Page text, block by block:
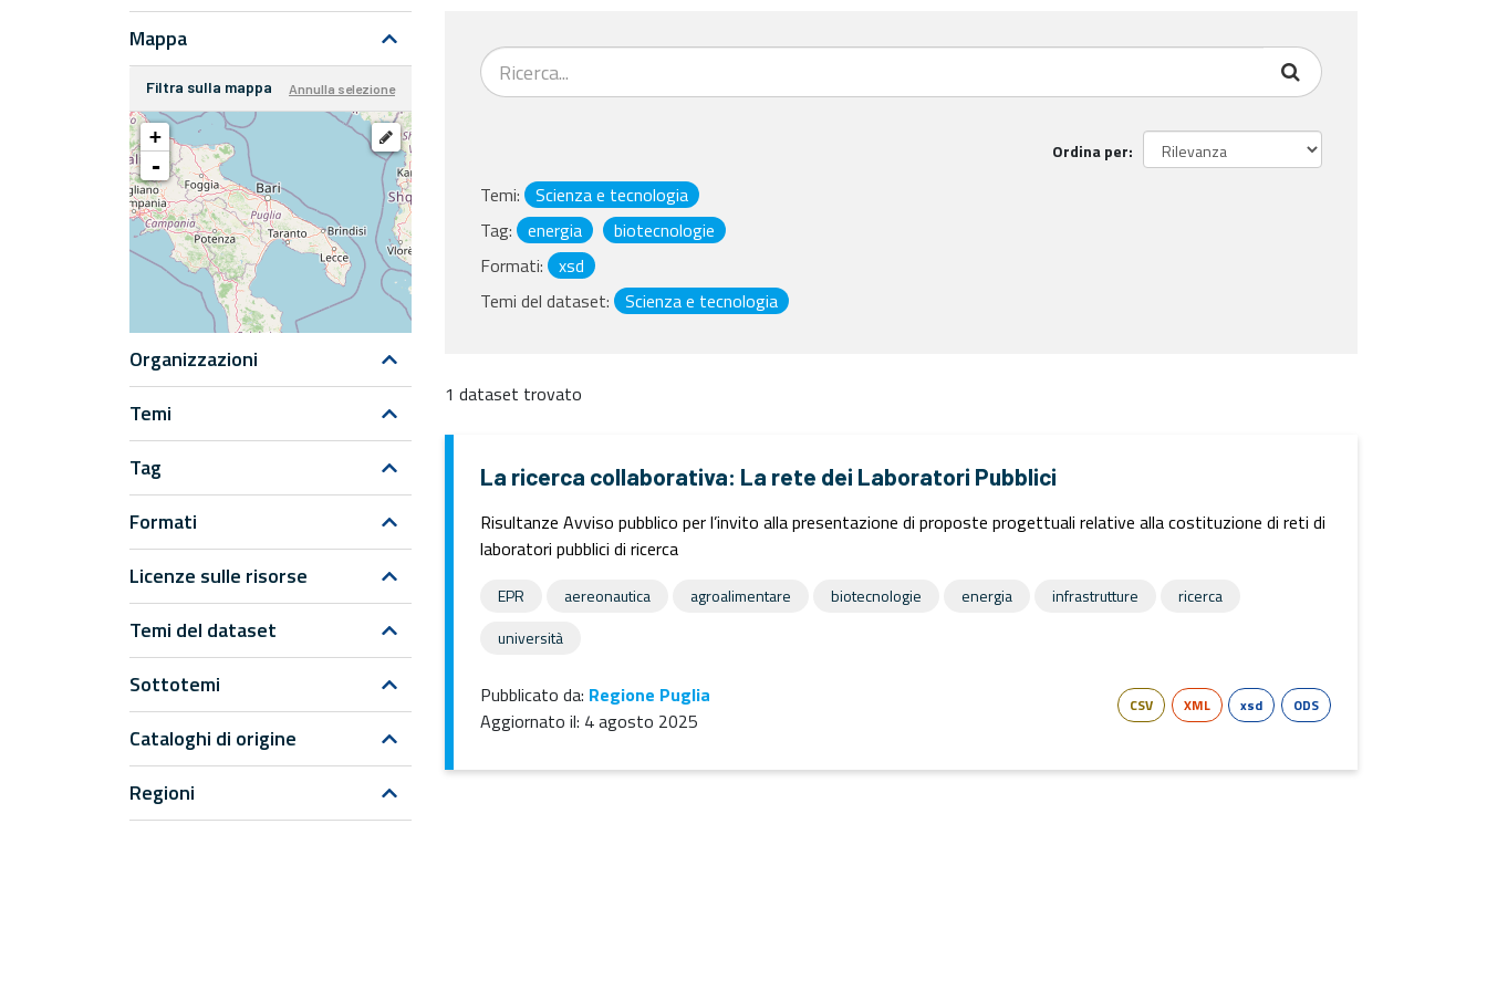
Mappa
Filtra sulla mappa Annulla selezione
+
-
Organizzazioni
Temi
Tag
Formati
Licenze sulle risorse
Temi del dataset
Sottotemi
Cataloghi di origine
Regioni
Ordina per
Temi:
Scienza e tecnologia
Tag:
energia
biotecnologie
Formati:
xsd
Temi del dataset:
Scienza e tecnologia
1 dataset trovato
La ricerca collaborativa: La rete dei Laboratori Pubblici
Risultanze Avviso pubblico per l’invito alla presentazione di proposte progettuali relative alla costituzione di reti di
laboratori pubblici di ricerca
EPR aereonautica agroalimentare biotecnologie energia infrastrutture
ricerca
università
Pubblicato da: Regione Puglia
Aggiornato il: 4 agosto 2025
CSV XML xsd ODS